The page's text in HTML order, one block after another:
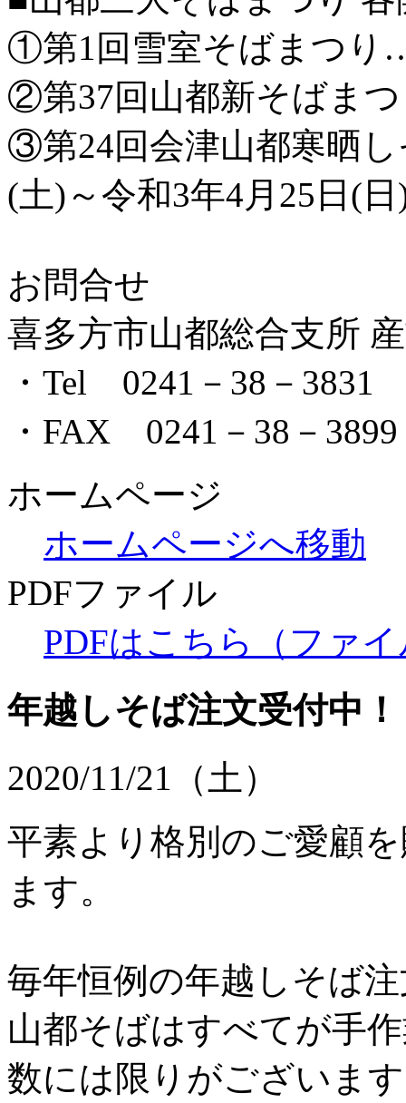
①第1回雪室そばまつり
②第37回山都新そばま
③第24回会津山都寒晒
(土)～令和3年4月25日(日
お問合せ
喜多方市山都総合支所
・Tel 0241－38－3831
・FAX 0241－38－3899
ホームページ
ホームページへ移動
PDFファイル
PDFはこちら（ファ
年越しそば注文受付中！
2020/11/21（土）
平素より格別のご愛顧
ます。
毎年恒例の年越しそば
山都そばはすべてが手
数には限りがございま